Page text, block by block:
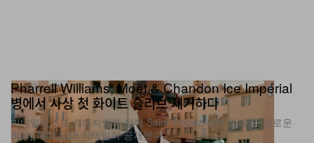
Pharrell Williams, Moët & Chandon Ice Impérial
병에서 사상 첫 화이트 슬리브 제거하다
미니멀리스트 리디자인과 함께 Saint-Tropez 서머 캠페인, 새로운
Spicy Mangosé 칵테일이 공개됐다.